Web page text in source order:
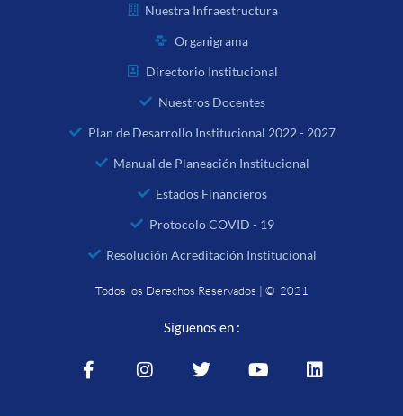
Nuestra Infraestructura
Organigrama
Directorio Institucional
Nuestros Docentes
Plan de Desarrollo Institucional 2022 - 2027
Manual de Planeación Institucional
Estados Financieros
Protocolo COVID - 19
Resolución Acreditación Institucional
Todos los Derechos Reservados | © 2021
Síguenos en :